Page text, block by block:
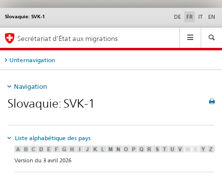
Slovaquie: SVK-1 DE FR IT EN
Service
Navigation
Secrétariat d’État aux migrations
Unternavigation
Navigation
Slovaquie: SVK-1
Liste alphabétique des pays
Version du 3 avril 2026